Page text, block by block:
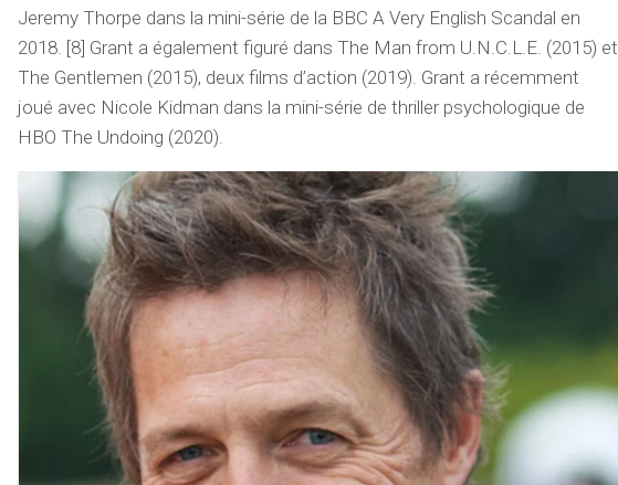
Jeremy Thorpe dans la mini-série de la BBC A Very English Scandal en
2018. [8] Grant a également figuré dans The Man from U.N.C.L.E. (2015) et
The Gentlemen (2015), deux films d’action (2019). Grant a récemment
joué avec Nicole Kidman dans la mini-série de thriller psychologique de
HBO The Undoing (2020).